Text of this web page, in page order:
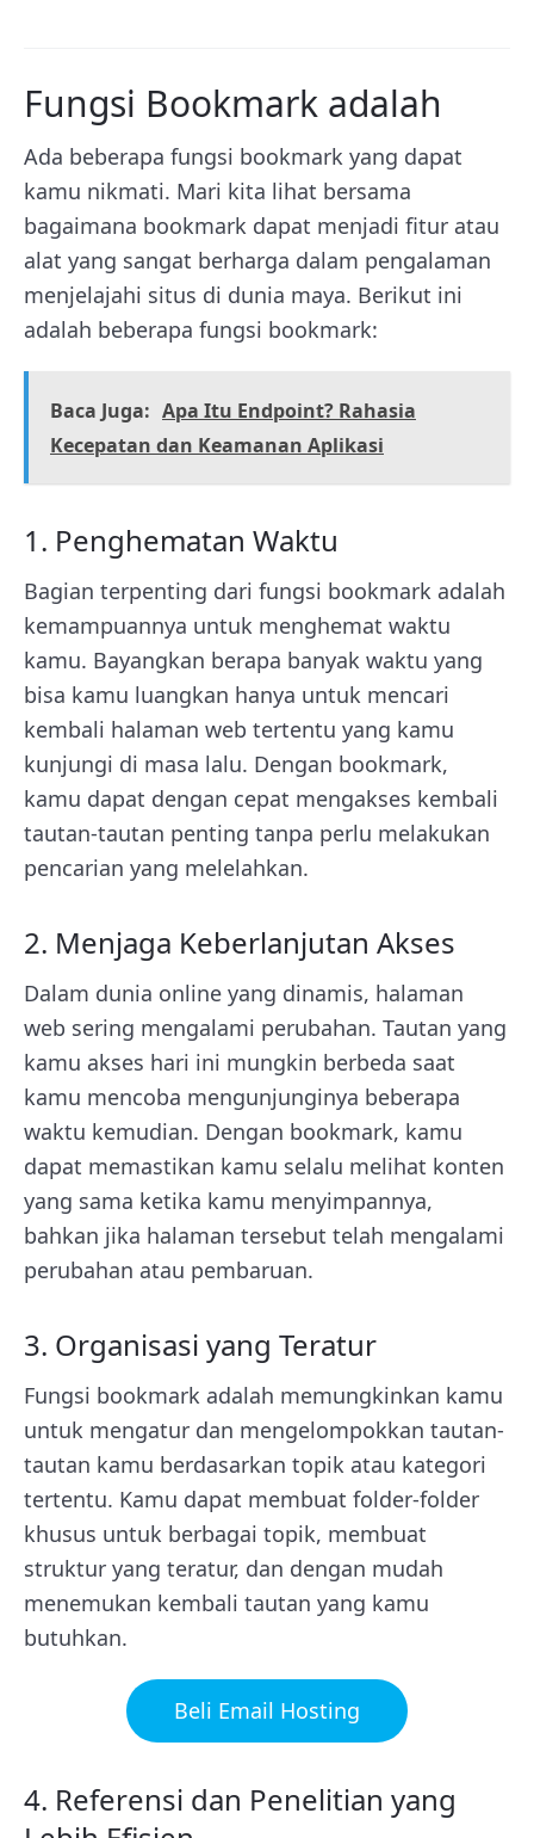
Fungsi Bookmark adalah
Ada beberapa fungsi bookmark yang dapat
kamu nikmati. Mari kita lihat bersama
bagaimana bookmark dapat menjadi fitur atau
alat yang sangat berharga dalam pengalaman
menjelajahi situs di dunia maya. Berikut ini
adalah beberapa fungsi bookmark:
Baca Juga: Apa Itu Endpoint? Rahasia
Kecepatan dan Keamanan Aplikasi
1. Penghematan Waktu
Bagian terpenting dari fungsi bookmark adalah
kemampuannya untuk menghemat waktu
kamu. Bayangkan berapa banyak waktu yang
bisa kamu luangkan hanya untuk mencari
kembali halaman web tertentu yang kamu
kunjungi di masa lalu. Dengan bookmark,
kamu dapat dengan cepat mengakses kembali
tautan-tautan penting tanpa perlu melakukan
pencarian yang melelahkan.
2. Menjaga Keberlanjutan Akses
Dalam dunia online yang dinamis, halaman
web sering mengalami perubahan. Tautan yang
kamu akses hari ini mungkin berbeda saat
kamu mencoba mengunjunginya beberapa
waktu kemudian. Dengan bookmark, kamu
dapat memastikan kamu selalu melihat konten
yang sama ketika kamu menyimpannya,
bahkan jika halaman tersebut telah mengalami
perubahan atau pembaruan.
3. Organisasi yang Teratur
Fungsi bookmark adalah memungkinkan kamu
untuk mengatur dan mengelompokkan tautan-
tautan kamu berdasarkan topik atau kategori
tertentu. Kamu dapat membuat folder-folder
khusus untuk berbagai topik, membuat
struktur yang teratur, dan dengan mudah
menemukan kembali tautan yang kamu
butuhkan.
Beli Email Hosting
4. Referensi dan Penelitian yang